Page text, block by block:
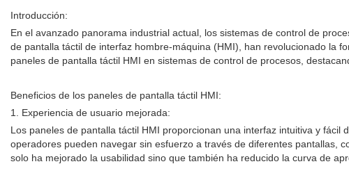
Introducción:
En el avanzado panorama industrial actual, los sistemas de control de
de pantalla táctil de interfaz hombre-máquina (HMI), han revolucionado la
paneles de pantalla táctil HMI en sistemas de control de procesos,
Beneficios de los paneles de pantalla táctil HMI:
1. Experiencia de usuario mejorada:
Los paneles de pantalla táctil HMI proporcionan una interfaz intuitiva y
operadores pueden navegar sin esfuerzo a través de diferentes pantallas,
solo ha mejorado la usabilidad sino que también ha reducido la curva de